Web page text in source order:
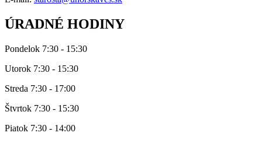
ÚRADNÉ HODINY
Pondelok 7:30 - 15:30
Utorok 7:30 - 15:30
Streda 7:30 - 17:00
Štvrtok 7:30 - 15:30
Piatok 7:30 - 14:00